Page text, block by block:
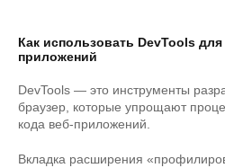
Как использовать DevTools
приложений
DevTools — это инструменты
браузер, которые упрощают
кода веб-приложений.
Вкладка расширения